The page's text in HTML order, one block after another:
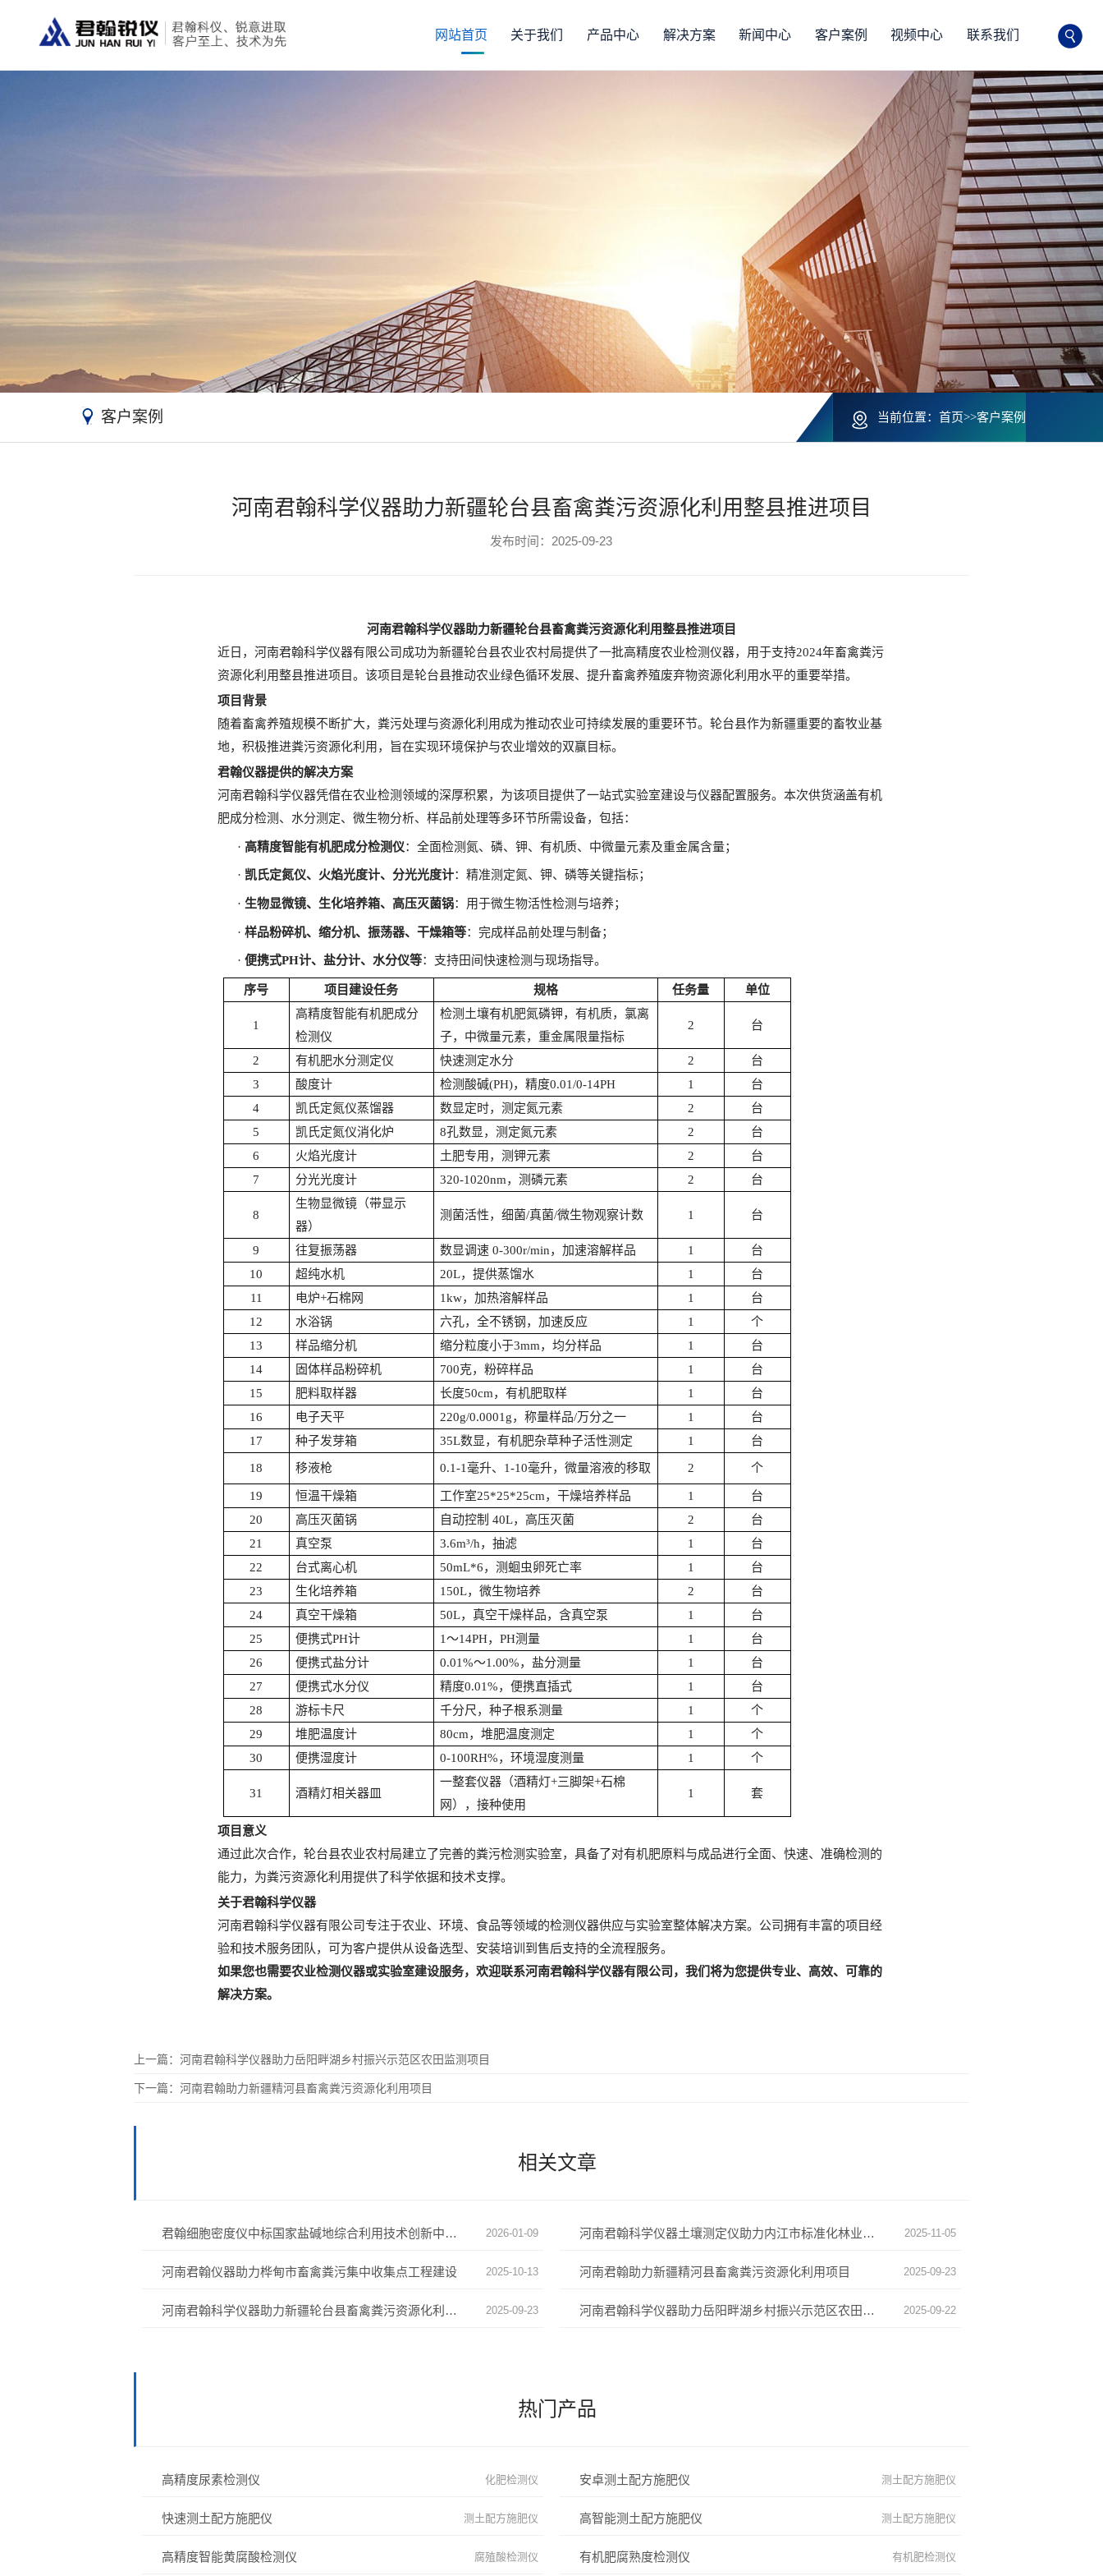
网站首页 关于我们 产品中心 解决方案 新闻中心 客户案例 视频中心 联系我们
客户案例 当前位置： 首页>>客户案例
河南君翰科学仪器助力新疆轮台县畜禽粪污资源化利用整县推进项目
发布时间：2025-09-23
河南君翰科学仪器助力新疆轮台县畜禽粪污资源化利用整县推进项目
近日，河南君翰科学仪器有限公司成功为新疆轮台县农业农村局提供了一批高精度农业检测仪器，用于支持2024年畜禽粪污
资源化利用整县推进项目。该项目是轮台县推动农业绿色循环发展、提升畜禽养殖废弃物资源化利用水平的重要举措。
项目背景
随着畜禽养殖规模不断扩大，粪污处理与资源化利用成为推动农业可持续发展的重要环节。轮台县作为新疆重要的畜牧业基
地，积极推进粪污资源化利用，旨在实现环境保护与农业增效的双赢目标。
君翰仪器提供的解决方案
河南君翰科学仪器凭借在农业检测领域的深厚积累，为该项目提供了一站式实验室建设与仪器配置服务。本次供货涵盖有机
肥成分检测、水分测定、微生物分析、样品前处理等多环节所需设备，包括：
·高精度智能有机肥成分检测仪：全面检测氮、磷、钾、有机质、中微量元素及重金属含量；
· 凯氏定氮仪、火焰光度计、分光光度计：精准测定氮、钾、磷等关键指标；
· 生物显微镜、生化培养箱、高压灭菌锅：用于微生物活性检测与培养；
·样品粉碎机、缩分机、振荡器、干燥箱等：完成样品前处理与制备；
·便携式PH计、盐分计、水分仪等：支持田间快速检测与现场指导。
序号 项目建设任务 规格 任务量 单位
1
高精度智能有机肥成分
检测仪
检测土壤有机肥氮磷钾，有机质，氯离
子，中微量元素，重金属限量指标
2 台
2 有机肥水分测定仪 快速测定水分 2
台
3
酸度计 检测酸碱(PH)，精度0.01/0-14PH 1
台
4
凯氏定氮仪蒸馏器 数显定时，测定氮元素 2
台
5
凯氏定氮仪消化炉 8孔数显，测定氮元素 2
台
6
火焰光度计 土肥专用，测钾元素 2
台
7
分光光度计 320-1020nm，测磷元素 2 台
8
生物显微镜（带显示
器）
测菌活性，细菌/真菌/微生物观察计数 1 台
9 往复振荡器 数显调速 0-300r/min，加速溶解样品 1
台
10
超纯水机 20L，提供蒸馏水 1
台
11
电炉+石棉网 1kw，加热溶解样品 1
台
12
水浴锅 六孔，全不锈钢，加速反应 1
个
13
样品缩分机 缩分粒度小于3mm，均分样品 1
台
14
固体样品粉碎机 700克，粉碎样品 1
台
15
肥料取样器 长度50cm，有机肥取样 1
台
16
电子天平 220g/0.0001g，称量样品/万分之一 1
台
17
种子发芽箱 35L数显，有机肥杂草种子活性测定 1 台
18 移液枪 0.1-1毫升、1-10毫升，微量溶液的移取 2 个
19 恒温干燥箱 工作室25*25*25cm，干燥培养样品 1
台
20
高压灭菌锅 自动控制 40L，高压灭菌 2
台
21
真空泵 3.6m³/h，抽滤 1
台
22
台式离心机 50mL*6，测蛔虫卵死亡率 1
台
23
生化培养箱 150L，微生物培养 2
台
24
真空干燥箱 50L，真空干燥样品，含真空泵 1
台
25
便携式PH计 1～14PH，PH测量 1
台
26
便携式盐分计 0.01%～1.00%，盐分测量 1
台
27
便携式水分仪 精度0.01%，便携直插式 1
台
28
游标卡尺 千分尺，种子根系测量 1
个
29
堆肥温度计 80cm，堆肥温度测定 1
个
30
便携湿度计 0-100RH%，环境湿度测量 1 个
31 酒精灯相关器皿
一整套仪器（酒精灯+三脚架+石棉
网），接种使用
1 套
项目意义
通过此次合作，轮台县农业农村局建立了完善的粪污检测实验室，具备了对有机肥原料与成品进行全面、快速、准确检测的
能力，为粪污资源化利用提供了科学依据和技术支撑。
关于君翰科学仪器
河南君翰科学仪器有限公司专注于农业、环境、食品等领域的检测仪器供应与实验室整体解决方案。公司拥有丰富的项目经
验和技术服务团队，可为客户提供从设备选型、安装培训到售后支持的全流程服务。
如果您也需要农业检测仪器或实验室建设服务，欢迎联系河南君翰科学仪器有限公司，我们将为您提供专业、高效、可靠的
解决方案。
上一篇：河南君翰科学仪器助力岳阳畔湖乡村振兴示范区农田监测项目
下一篇：河南君翰助力新疆精河县畜禽粪污资源化利用项目
相关文章
君翰细胞密度仪中标国家盐碱地综合利用技术创新中心建设项目 2026-01-09 河南君翰科学仪器土壤测定仪助力内江市标准化林业工作站建设 2025-11-05
河南君翰仪器助力桦甸市畜禽粪污集中收集点工程建设 2025-10-13 河南君翰助力新疆精河县畜禽粪污资源化利用项目 2025-09-23
河南君翰科学仪器助力新疆轮台县畜禽粪污资源化利用整县推进项目 2025-09-23 河南君翰科学仪器助力岳阳畔湖乡村振兴示范区农田监测项目 2025-09-22
热门产品
高精度尿素检测仪 化肥检测仪 安卓测土配方施肥仪 测土配方施肥仪
快速测土配方施肥仪 测土配方施肥仪 高智能测土配方施肥仪 测土配方施肥仪
高精度智能黄腐酸检测仪 腐殖酸检测仪 有机肥腐熟度检测仪 有机肥检测仪